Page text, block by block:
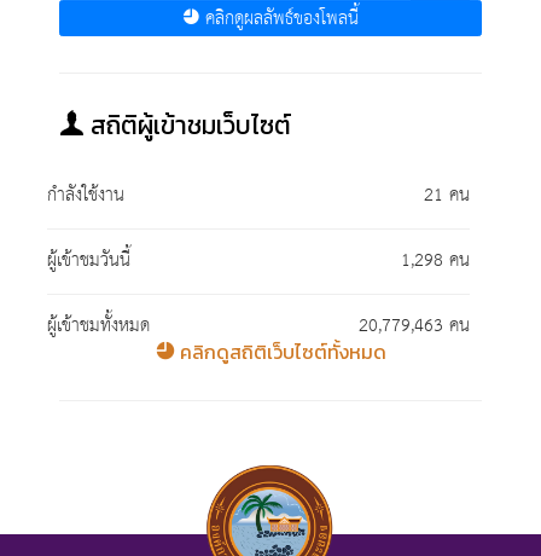
คลิกดูผลลัพธ์ของโพลนี้
สถิติผู้เข้าชมเว็บไซต์
กำลังใช้งาน
21 คน
ผู้เข้าชมวันนี้
1,298 คน
ผู้เข้าชมทั้งหมด
20,779,463 คน
คลิกดูสถิติเว็บไซต์ทั้งหมด